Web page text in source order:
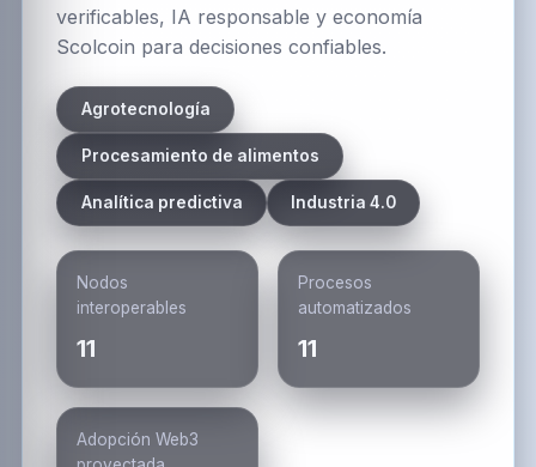
verificables, IA responsable y economía
Scolcoin para decisiones confiables.
Agrotecnología
Procesamiento de alimentos
Analítica predictiva Industria 4.0
Nodos
interoperables
11
Procesos
automatizados
11
Adopción Web3